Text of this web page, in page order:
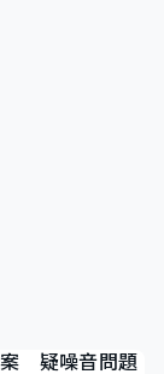
案 疑噪音問題